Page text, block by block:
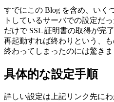
すでにこの Blog を含め、いく
トしているサーバでの設定だ
だけで SSL 証明書の取得が完
再起動すれば終わりという、
終わってしまったのには驚きま
具体的な設定手順
詳しい設定は上記リンク先に